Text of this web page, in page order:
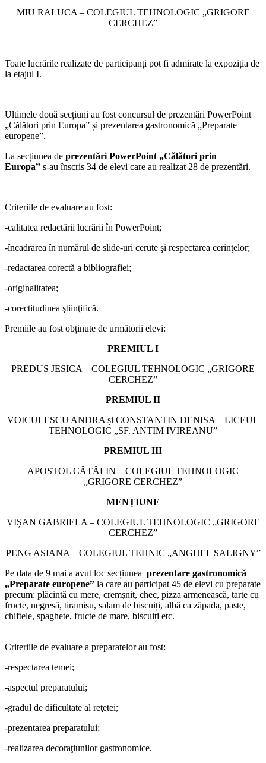
MIU RALUCA – COLEGIUL TEHNOLOGIC „GRIGORE
CERCHEZ”
Toate lucrările realizate de participanți pot fi admirate la expoziția de
la etajul I.
Ultimele două secțiuni au fost concursul de prezentări PowerPoint
„Călători prin Europa” și prezentarea gastronomică „Preparate
europene”.
La secțiunea de prezentări PowerPoint „Călători prin
Europa” s-au înscris 34 de elevi care au realizat 28 de prezentări.
Criteriile de evaluare au fost:
-calitatea redactării lucrării în PowerPoint;
-încadrarea în numărul de slide-uri cerute şi respectarea cerinţelor;
-redactarea corectă a bibliografiei;
-originalitatea;
-corectitudinea ştiinţifică.
Premiile au fost obținute de următorii elevi:
PREMIUL I
PREDUȘ JESICA – COLEGIUL TEHNOLOGIC „GRIGORE
CERCHEZ”
PREMIUL II
VOICULESCU ANDRA și CONSTANTIN DENISA – LICEUL
TEHNOLOGIC „SF. ANTIM IVIREANU”
PREMIUL III
APOSTOL CĂTĂLIN – COLEGIUL TEHNOLOGIC
„GRIGORE CERCHEZ”
MENȚIUNE
VIȘAN GABRIELA – COLEGIUL TEHNOLOGIC „GRIGORE
CERCHEZ”
PENG ASIANA – COLEGIUL TEHNIC „ANGHEL SALIGNY”
Pe data de 9 mai a avut loc secțiunea prezentare gastronomică
„Preparate europene” la care au participat 45 de elevi cu preparate
precum: plăcintă cu mere, cremșnit, chec, pizza armenească, tarte cu
fructe, negresă, tiramisu, salam de biscuiți, albă ca zăpada, paste,
chiftele, spaghete, fructe de mare, biscuiți etc.
Criteriile de evaluare a preparatelor au fost:
-respectarea temei;
-aspectul preparatului;
-gradul de dificultate al reţetei;
-prezentarea preparatului;
-realizarea decoraţiunilor gastronomice.